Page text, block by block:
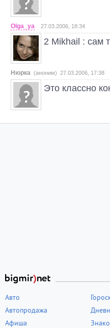
Olga_ya 27.03.2006, 18:34
2 Mikhail : сам
Нюрка (аноним) 27.03.2006, 17:38
Это классно
Авто
Автопродажа
Афиша